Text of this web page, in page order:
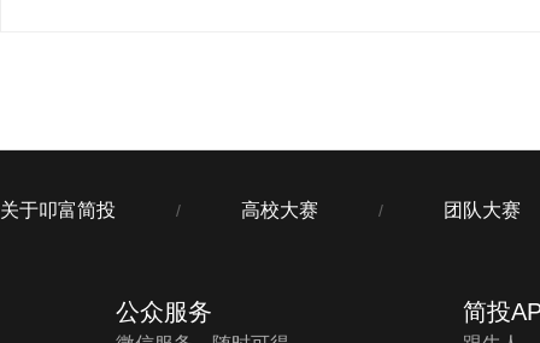
关于叩富简投 / 高校大赛 / 团队大赛
公众服务 简投